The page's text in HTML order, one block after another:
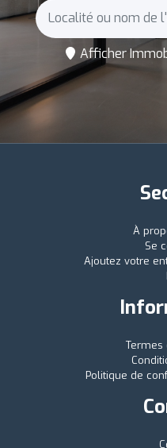
Afficher
À
Se
Ajoutez votre
Termes
Politique de